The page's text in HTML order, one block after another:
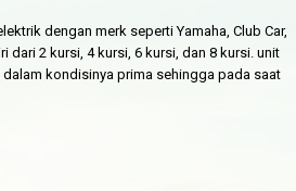
dengan merk seperti Yamaha, Club Car,
2 kursi, 4 kursi, 6 kursi, dan 8 kursi. unit
kondisinya prima sehingga pada saat